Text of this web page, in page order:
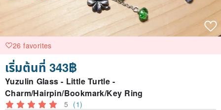
26 favorites
เริ่มต้นที่ 343฿
Yuzulin Glass - Little Turtle -
Charm/Hairpin/Bookmark/Key Ring
5 (1)